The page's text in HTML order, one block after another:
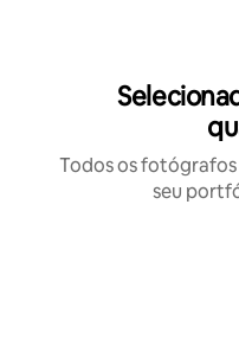
Todos os fotógrafos
seu